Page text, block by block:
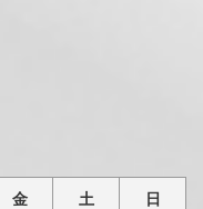
金 土 日